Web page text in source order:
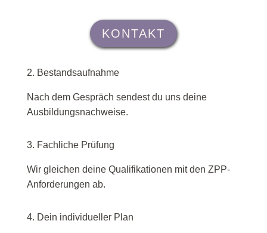
KONTAKT
2. Bestandsaufnahme
Nach dem Gespräch sendest du uns deine
Ausbildungsnachweise.
3. Fachliche Prüfung
Wir gleichen deine Qualifikationen mit den ZPP-
Anforderungen ab.
4. Dein individueller Plan